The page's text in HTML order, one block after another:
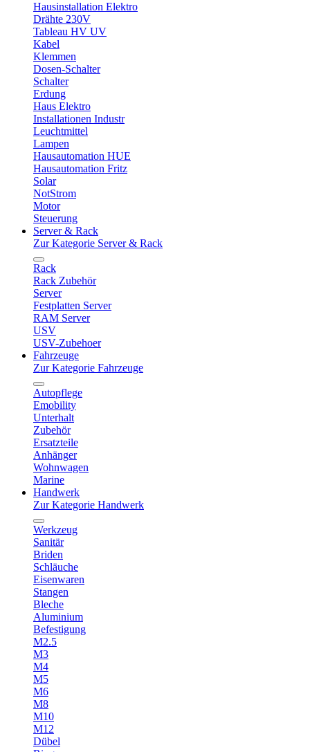
Hausinstallation Elektro
Drähte 230V
Tableau HV UV
Kabel
Klemmen
Dosen-Schalter
Schalter
Erdung
Haus Elektro
Installationen Industr
Leuchtmittel
Lampen
Hausautomation HUE
Hausautomation Fritz
Solar
NotStrom
Motor
Steuerung
Server & Rack
Zur Kategorie Server & Rack
Rack
Rack Zubehör
Server
Festplatten Server
RAM Server
USV
USV-Zubehoer
Fahrzeuge
Zur Kategorie Fahrzeuge
Autopflege
Emobility
Unterhalt
Zubehör
Ersatzteile
Anhänger
Wohnwagen
Marine
Handwerk
Zur Kategorie Handwerk
Werkzeug
Sanitär
Briden
Schläuche
Eisenwaren
Stangen
Bleche
Aluminium
Befestigung
M2.5
M3
M4
M5
M6
M8
M10
M12
Dübel